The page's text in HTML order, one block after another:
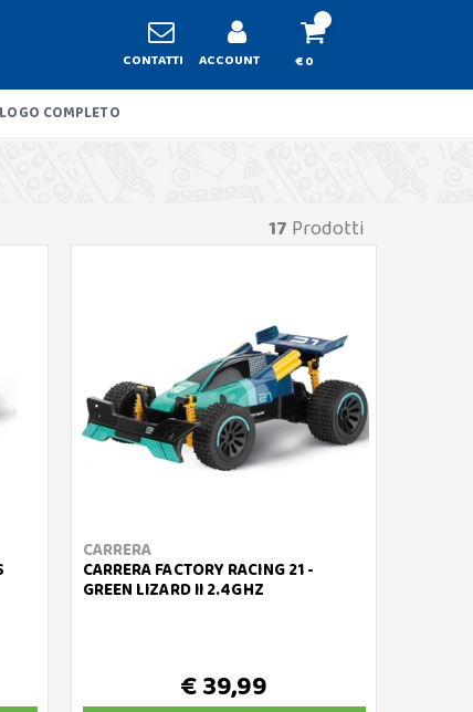
CONTATTI ACCOUNT € 0
COMPLETO
17 Prodotti
CARRERA
CARRERA FACTORY RACING 21 -
GREEN LIZARD II 2.4GHZ
€ 39,99